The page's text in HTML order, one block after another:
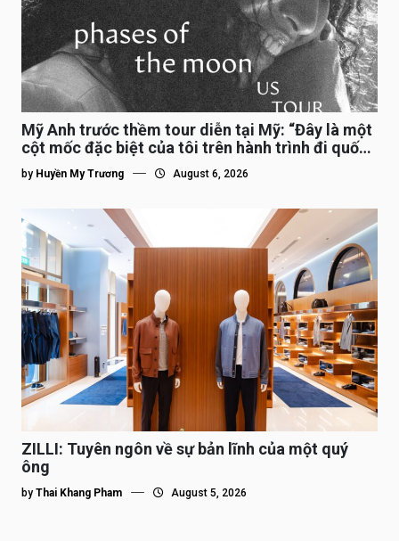
Mỹ Anh trước thềm tour diễn tại Mỹ: “Đây là một
cột mốc đặc biệt của tôi trên hành trình đi quốc
tế”
by Huyền My Trương August 6, 2026
ZILLI: Tuyên ngôn về sự bản lĩnh của một quý
ông
by Thai Khang Pham August 5, 2026